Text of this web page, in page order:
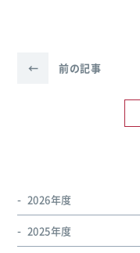
← 前の記事
2026年度
2025年度